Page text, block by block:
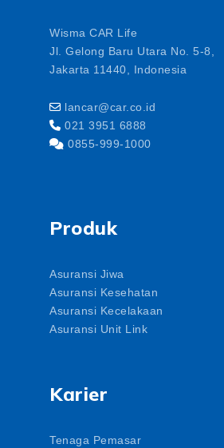
Wisma CAR Life
Jl. Gelong Baru Utara No. 5-8,
Jakarta 11440, Indonesia
lancar@car.co.id
021 3951 6888
0855-999-1000
Produk
Asuransi Jiwa
Asuransi Kesehatan
Asuransi Kecelakaan
Asuransi Unit Link
Karier
Tenaga Pemasar